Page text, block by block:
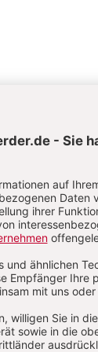
als
beteiligt.
und war